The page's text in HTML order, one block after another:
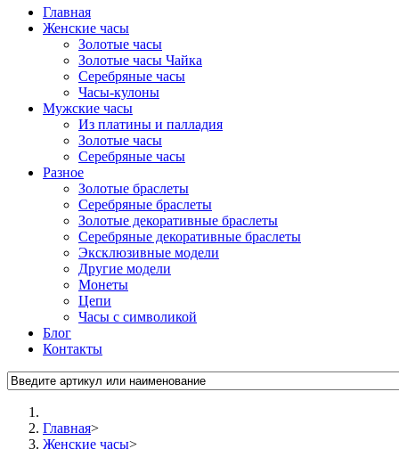
Главная
Женские часы
Золотые часы
Золотые часы Чайка
Серебряные часы
Часы-кулоны
Мужские часы
Из платины и палладия
Золотые часы
Серебряные часы
Разное
Золотые браслеты
Серебряные браслеты
Золотые декоративные браслеты
Серебряные декоративные браслеты
Эксклюзивные модели
Другие модели
Монеты
Цепи
Часы с символикой
Блог
Контакты
Главная>
Женские часы>